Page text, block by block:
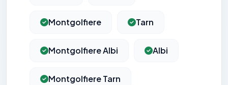
Montgolfiere Tarn
Montgolfiere Albi Albi
Montgolfiere Tarn